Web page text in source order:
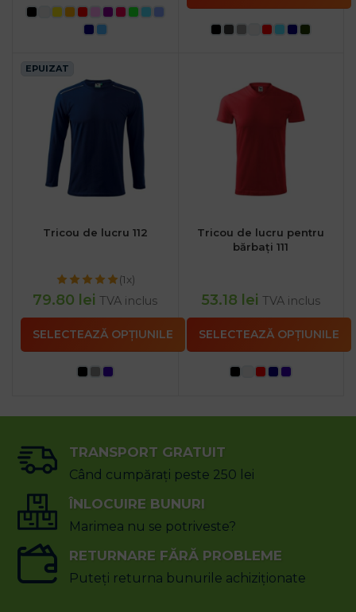
EPUIZAT
Tricou de lucru 112
(1x)
79.80 lei TVA inclus
SELECTEAZĂ OPȚIUNILE
Tricou de lucru pentru
bărbați 111
53.18 lei TVA inclus
SELECTEAZĂ OPȚIUNILE
TRANSPORT GRATUIT
Când cumpărați peste 250 lei
ÎNLOCUIRE BUNURI
Marimea nu se potriveste?
RETURNARE FĂRĂ PROBLEME
Puteți returna bunurile achiziționate